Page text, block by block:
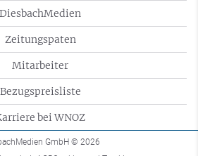
DiesbachMedien
Zeitungspaten
Mitarbeiter
Bezugspreisliste
bei WNOZ
GmbH © 2026